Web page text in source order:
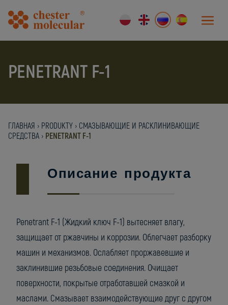
PENETRANT F-1
ГЛАВНАЯ › PRODUKTY › СМАЗЫВАЮЩИЕ И РАСКЛИНИВАЮЩИЕ
СРЕДСТВА › PENETRANT F-1
Описание продукта
Penetrant F-1 (Жидкий ключ F-1) вытесняет влагу,
защищает от ржавчины и коррозии. Облегчает разборку
машин и механизмов. Ослабляет проржавевшие и
заклинившие резьбовые соединения. Очищает
поверхности, покрытые отработавшей смазкой и
маслами. Смазывает взаимодействующие друг с другом